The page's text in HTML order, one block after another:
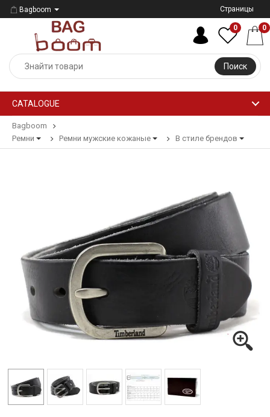
Bagboom Страницы
Поиск
0 0
CATALOGUE
Bagboom
Ремни
Ремни мужские кожаные В стиле брендов